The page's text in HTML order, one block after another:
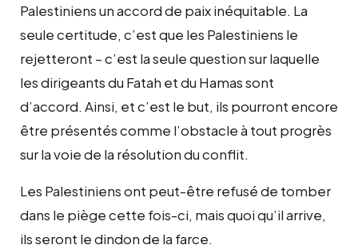
Palestiniens un accord de paix inéquitable. La
seule certitude, c’est que les Palestiniens le
rejetteront – c’est la seule question sur laquelle
les dirigeants du Fatah et du Hamas sont
d’accord. Ainsi, et c’est le but, ils pourront encore
être présentés comme l’obstacle à tout progrès
sur la voie de la résolution du conflit.
Les Palestiniens ont peut-être refusé de tomber
dans le piège cette fois-ci, mais quoi qu’il arrive,
ils seront le dindon de la farce.